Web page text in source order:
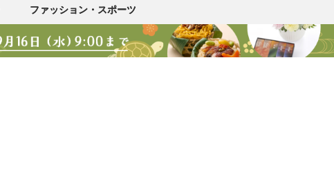
ファッション・スポーツ